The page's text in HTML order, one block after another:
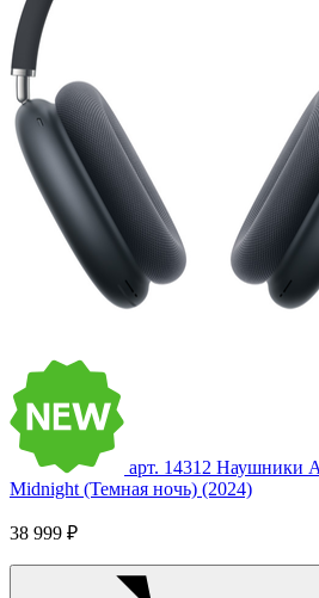
арт. 14312 Наушники
Midnight (Темная ночь) (2024)
38 999 ₽